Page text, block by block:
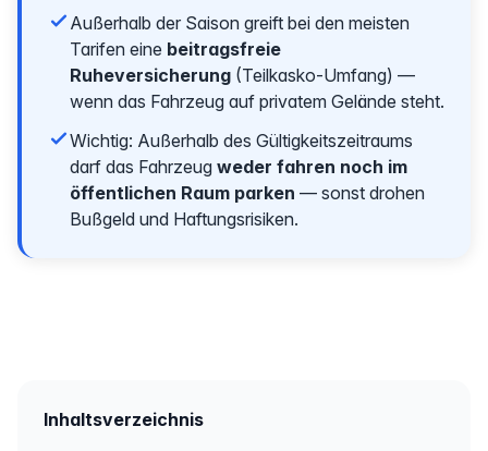
Außerhalb der Saison greift bei den meisten
Tarifen eine beitragsfreie
Ruheversicherung (Teilkasko-Umfang) —
wenn das Fahrzeug auf privatem Gelände steht.
Wichtig: Außerhalb des Gültigkeitszeitraums
darf das Fahrzeug weder fahren noch im
öffentlichen Raum parken — sonst drohen
Bußgeld und Haftungsrisiken.
Inhaltsverzeichnis